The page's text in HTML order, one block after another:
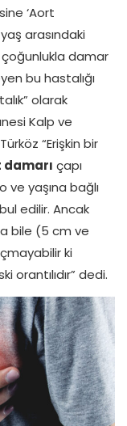
‘Aort
arasındaki
damar
bu hastalığı
olarak
Kalp ve
“Erişkin bir
çapı
ve yaşına bağlı
edilir. Ancak
bile (5 cm ve
ki
orantılıdır” dedi.